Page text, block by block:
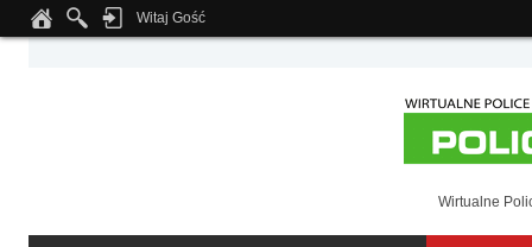
Notice: Undefined index: tapatalk_body_hook in
Witaj Gość
Wirtualne